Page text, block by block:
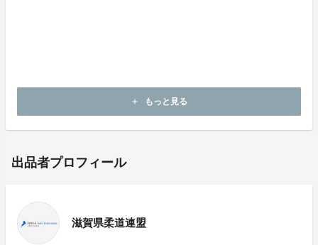
add もっと見る
出品者プロフィール
滋賀県柔道連盟